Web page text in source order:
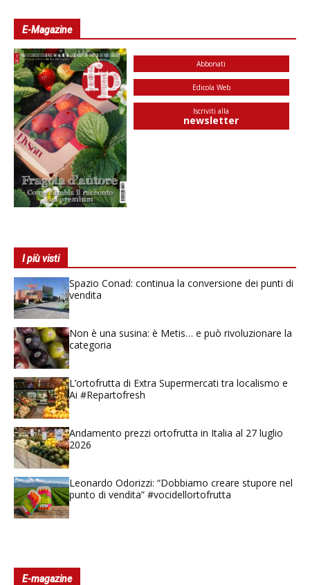
E-Magazine
Abbonati
Edicola Web
Iscriviti alla
newsletter
I più visti
Spazio Conad: continua la conversione dei punti di
vendita
Non è una susina: è Metis… e può rivoluzionare la
categoria
L’ortofrutta di Extra Supermercati tra localismo e
Ai #Repartofresh
Andamento prezzi ortofrutta in Italia al 27 luglio
2026
Leonardo Odorizzi: “Dobbiamo creare stupore nel
punto di vendita” #vocidellortofrutta
E-magazine